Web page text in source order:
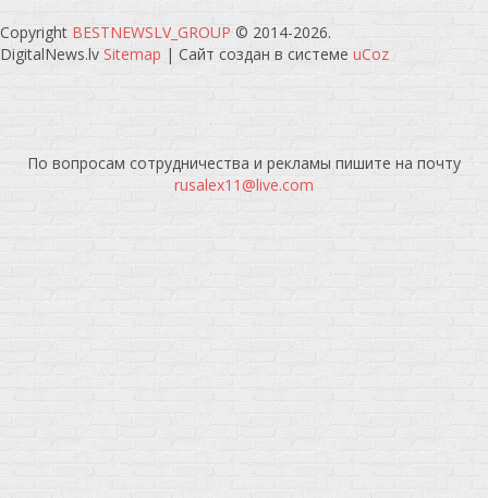
Copyright BESTNEWSLV_GROUP © 2014-2026.
DigitalNews.lv Sitemap | Сайт создан в системе uCoz
По вопросам сотрудничества и рекламы пишите на почту
rusalex11@live.com